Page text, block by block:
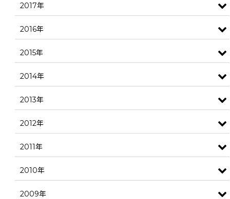
2017年
2016年
2015年
2014年
2013年
2012年
2011年
2010年
2009年